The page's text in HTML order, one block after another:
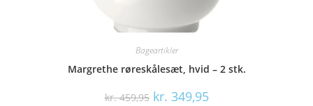
Bageartikler
Margrethe røreskålesæt, hvid – 2 stk.
kr.459,95 Den
oprindelige
kr. 349,95Den
aktuelle